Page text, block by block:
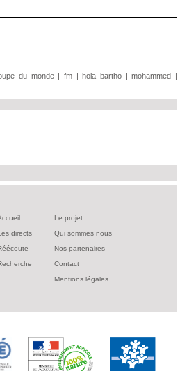
du monde| fm|hola bartho|mohammed |
directs
Le projet
Qui sommes nous
Nos partenaires
Contact
Mentions légales